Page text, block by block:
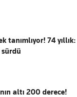
tanımlıyor! 74 yıllık:
sürdü
altı 200 derece!